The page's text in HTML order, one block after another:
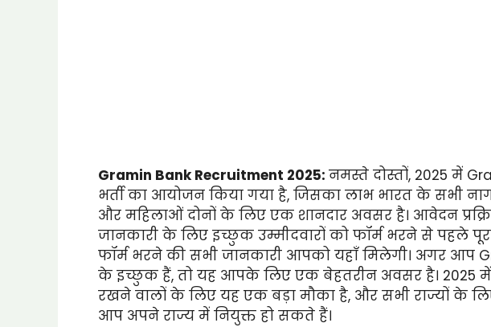
Gramin Bank Recruitment 2025: नमस्ते दोस्तों, 2025 में
भर्ती का आयोजन किया गया है, जिसका लाभ भारत के सभी
और महिलाओं दोनों के लिए एक शानदार अवसर है। आवेदन
जानकारी के लिए इच्छुक उम्मीदवारों को फॉर्म भरने से पहले
फॉर्म भरने की सभी जानकारी आपको यहाँ मिलेगी। अगर आप
के इच्छुक हैं, तो यह आपके लिए एक बेहतरीन अवसर है। 2025 में
रखने वालों के लिए यह एक बड़ा मौका है, और सभी राज्यों के
आप अपने राज्य में नियुक्त हो सकते हैं।